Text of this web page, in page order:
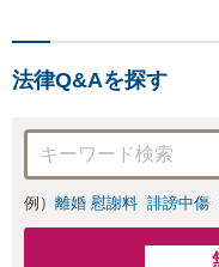
法律Q&Aを探す
例） 離婚 慰謝料 誹謗中傷